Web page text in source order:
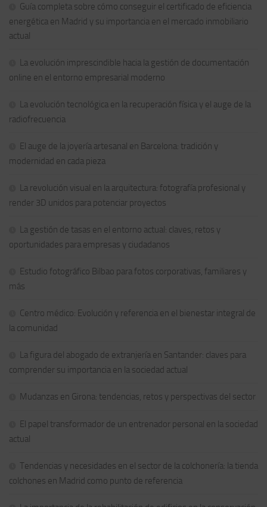
Guía completa sobre cómo conseguir el certificado de eficiencia
energética en Madrid y su importancia en el mercado inmobiliario
actual
La evolución imprescindible hacia la gestión de documentación
online en el entorno empresarial moderno
La evolución tecnológica en la recuperación física y el auge de la
radiofrecuencia
El auge de la joyería artesanal en Barcelona: tradición y
modernidad en cada pieza
La revolución visual en la arquitectura: fotografía profesional y
render 3D unidos para potenciar proyectos
La gestión de tasas en el entorno actual: claves, retos y
oportunidades para empresas y ciudadanos
Estudio fotográfico Bilbao para fotos corporativas, familiares y
más
Centro médico: Evolución y referencia en el bienestar integral de
la comunidad
La figura del abogado de extranjería en Santander: claves para
comprender su importancia en la sociedad actual
Mudanzas en Girona: tendencias, retos y perspectivas del sector
El papel transformador de un entrenador personal en la sociedad
actual
Tendencias y necesidades en el sector de la colchonería: la tienda
colchones en Madrid como punto de referencia